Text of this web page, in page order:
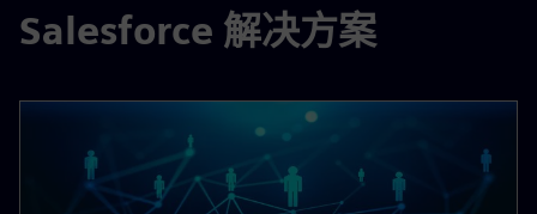
Salesforce 解决方案